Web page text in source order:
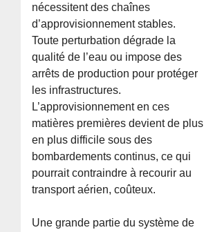
nécessitent des chaînes
d’approvisionnement stables.
Toute perturbation dégrade la
qualité de l’eau ou impose des
arrêts de production pour protéger
les infrastructures.
L’approvisionnement en ces
matières premières devient de plus
en plus difficile sous des
bombardements continus, ce qui
pourrait contraindre à recourir au
transport aérien, coûteux.
Une grande partie du système de